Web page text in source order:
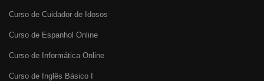
Curso de Cuidador de Idosos
Curso de Espanhol Online
Curso de Informática Online
Curso de Inglês Básico I